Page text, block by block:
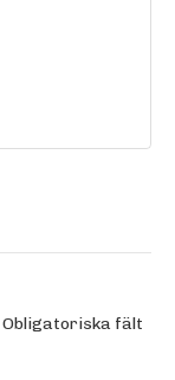
Obligatoriska fält